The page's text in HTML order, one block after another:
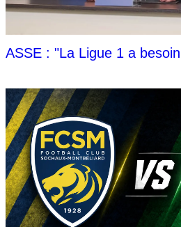
ASSE : "La Ligue 1 a